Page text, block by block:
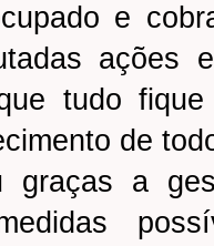
e
ações
tudo
de
graças a